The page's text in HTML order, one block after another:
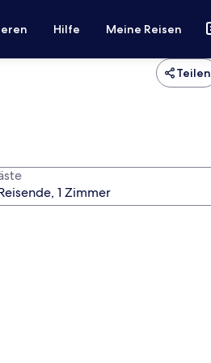
Hilfe Meine Reisen
Teilen